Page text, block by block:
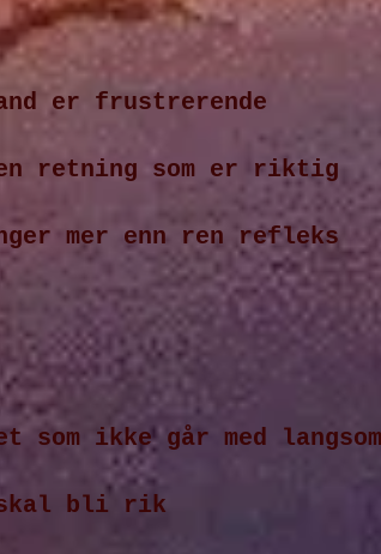
er frustrerende
retning som er riktig
mer enn ren refleks
som ikke går med
skal bli rik